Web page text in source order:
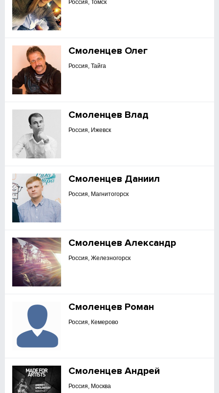
Россия, Томск
Смоленцев Олег
Россия, Тайга
Смоленцев Влад
Россия, Ижевск
Смоленцев Даниил
Россия, Магнитогорск
Смоленцев Александр
Россия, Железногорск
Смоленцев Роман
Россия, Кемерово
Смоленцев Андрей
Россия, Москва